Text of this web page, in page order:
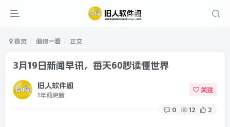
首页 值得一看 正文
3月19日新闻早讯，每天60秒读懂世界
旧人软件阁
1年前更新
关注
0 12 2